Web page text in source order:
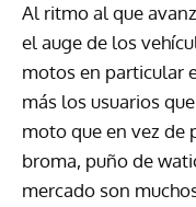
Al ritmo al que
el auge de los
motos en particular
más los usuarios
moto que en vez de
broma, puño de
mercado son